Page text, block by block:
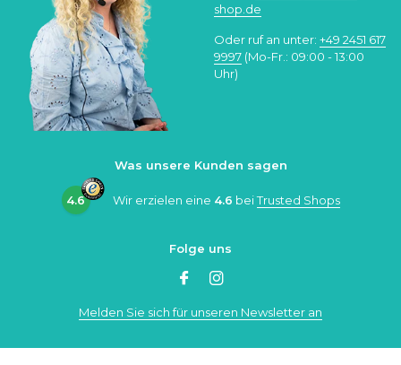
shop.de
Oder ruf an unter: +49 2451 617
9997 (Mo-Fr.: 09:00 - 13:00
Uhr)
Was unsere Kunden sagen
4.6 Wir erzielen eine 4.6 beiTrusted Shops
Folge uns
Melden Sie sich für unseren Newsletter an